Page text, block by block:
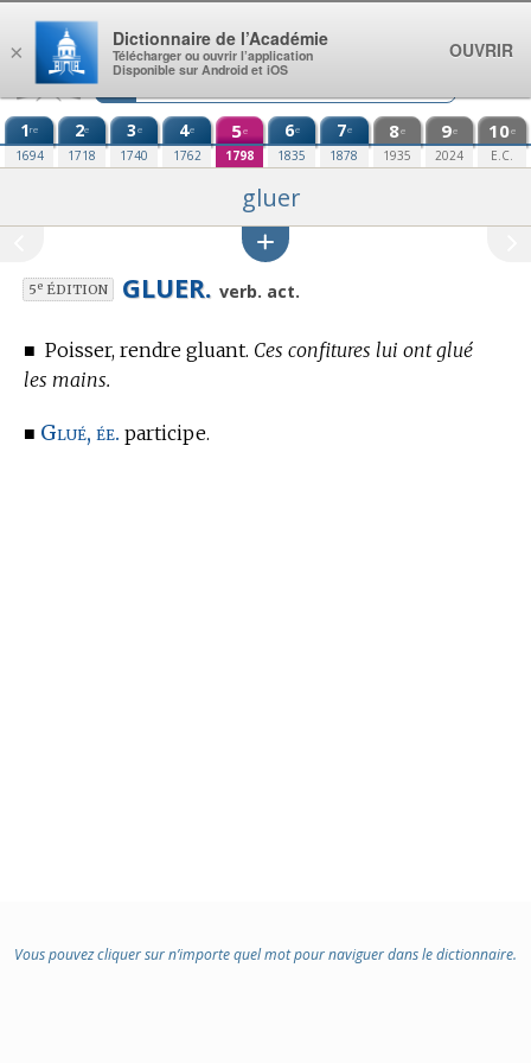
Aller au contenu
1re
1694
2e
1718
3e
1740
4e
1762
5e
1798
6e
1835
7e
1878
8e
1935
9e
2024
10e
E.C.
gluer
5eÉDITION GLUER. verb. act.
■ Poisser, rendre gluant. Ces confitures lui ont glué
les mains.
■ Glué, ée. participe.
Vous pouvez cliquer sur n’importe quel mot pour naviguer dans le dictionnaire.
×
Dictionnaire de l’Académie
Télécharger ou ouvrir l’application
Disponible sur Android et iOS
OUVRIR